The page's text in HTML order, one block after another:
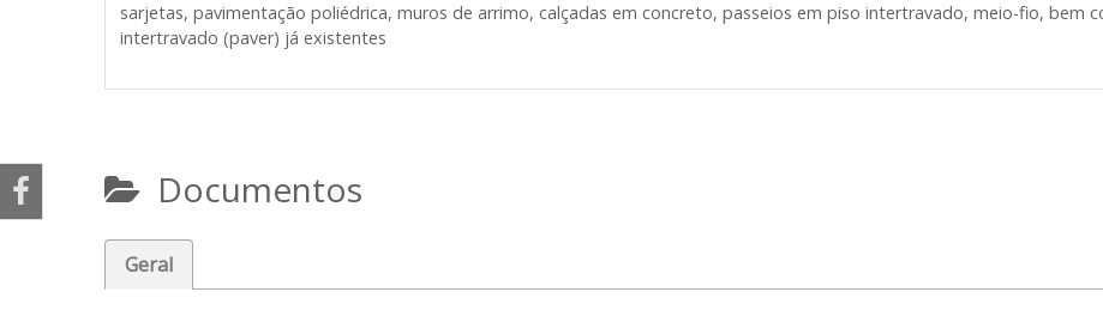
sarjetas, pavimentação poliédrica, muros de arrimo, calçadas em concreto, passeios em piso intertravado, meio-fio, bem
intertravado (paver) já existentes
Documentos
Geral